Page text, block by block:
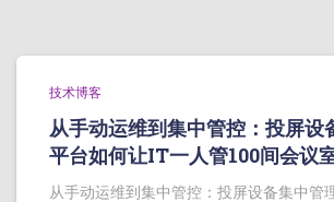
技术博客
从手动运维到集中管控：投屏设
平台如何让IT一人管100间会议
从手动运维到集中管控：投屏设备集中管